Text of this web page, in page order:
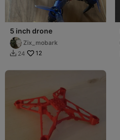
5 inch drone
Zix_mobark
 24 12